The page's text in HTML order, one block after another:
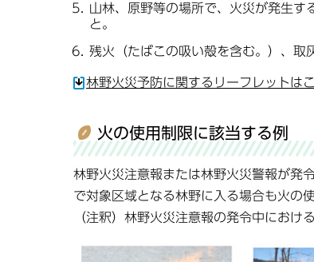
山林、原野等の場所で、火災が発生す
と。
残火（たばこの吸い殻を含む。）、取
林野火災予防に関するリーフレットは
火の使用制限に該当する例
林野火災注意報または林野火災警報が発
で対象区域となる林野に入る場合も火の
（注釈）林野火災注意報の発令中におけ